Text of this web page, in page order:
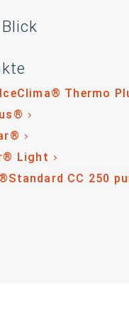
Thermo
Light
CC 250